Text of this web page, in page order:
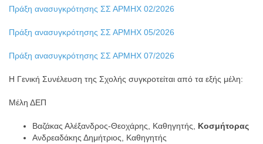
Πράξη ανασυγκρότησης ΣΣ ΑΡΜΗΧ 02/2026
Πράξη ανασυγκρότησης ΣΣ ΑΡΜΗΧ 05/2026
Πράξη ανασυγκρότησης ΣΣ ΑΡΜΗΧ 07/2026
Η Γενική Συνέλευση της Σχολής συγκροτείται από τα εξής μέλη:
Μέλη ΔΕΠ
Βαζάκας Αλέξανδρος-Θεοχάρης, Καθηγητής, Κοσμήτορας
Ανδρεαδάκης Δημήτριος, Καθηγητής